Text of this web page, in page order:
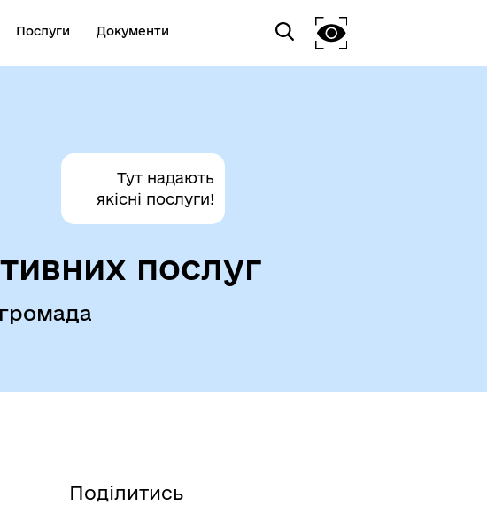
Послуги Документи
Тут надають
якісні послуги!
послуг
Поділитись